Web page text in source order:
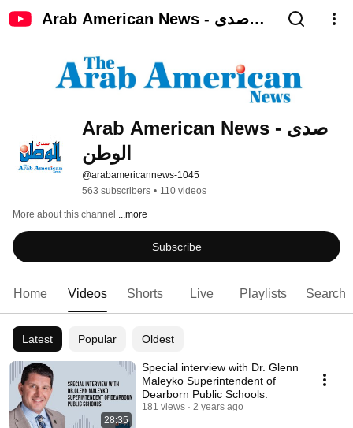
Arab American News - صدى
Arab American News - صدى
الوطن
@arabamericannews-1045
563 subscribers • 110 videos
More about this channel ...more
Subscribe
Home Videos Shorts Live Playlists Search
Latest Popular Oldest
28:35
Special interview with Dr. Glenn
Maleyko Superintendent of
Dearborn Public Schools.
181 views 2 years ago